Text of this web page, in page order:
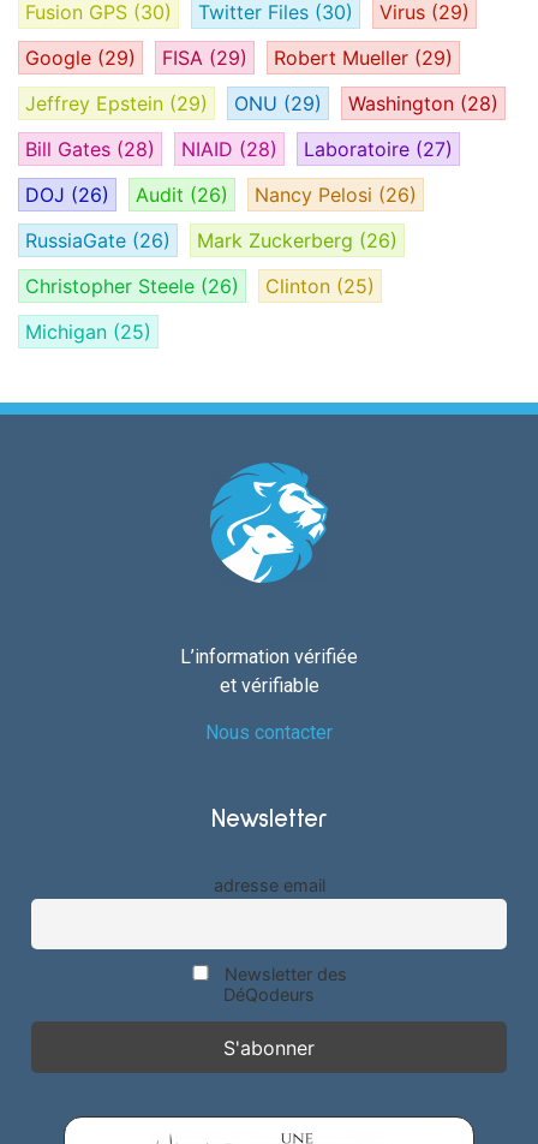
Fusion GPS (30) Twitter Files (30) Virus (29)
Google (29) FISA (29) Robert Mueller (29)
Jeffrey Epstein (29) ONU (29) Washington (28)
Bill Gates (28) NIAID (28) Laboratoire (27)
DOJ (26) Audit (26) Nancy Pelosi (26)
RussiaGate (26) Mark Zuckerberg (26)
Christopher Steele (26) Clinton (25)
Michigan (25)
L’information vérifiée
et vérifiable
Nous contacter
Newsletter
adresse email
Newsletter des
DéQodeurs